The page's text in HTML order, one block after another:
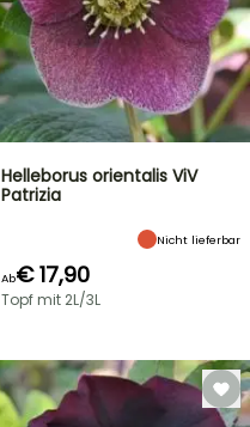
Helleborus orientalis ViV
Patrizia
Nicht lieferbar
Ab€ 17,90
Topf mit 2L/3L